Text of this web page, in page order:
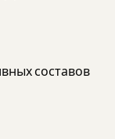
составов